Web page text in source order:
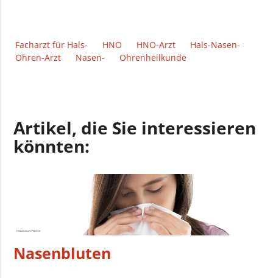
Facharzt für Hals- HNO HNO-Arzt
Hals-Nasen-
Ohren-Arzt
Nasen- Ohrenheilkunde
Artikel, die Sie interessieren
könnten:
Nasenbluten